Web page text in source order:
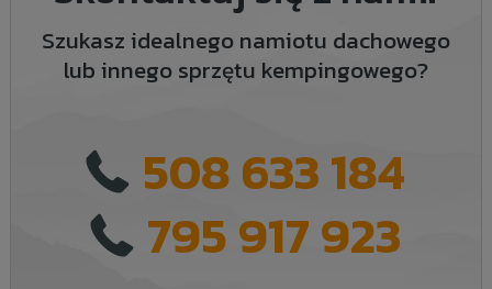
Szukasz idealnego namiotu dachowego
lub innego sprzętu kempingowego?
508 633 184
795 917 923